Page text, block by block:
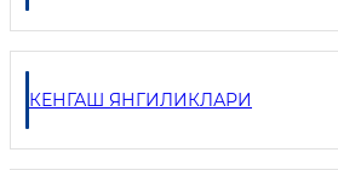
КЕНГАШ ЯНГИЛИКЛАРИ